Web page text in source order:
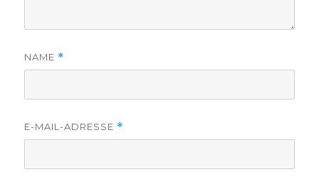
NAME *
E-MAIL-ADRESSE *